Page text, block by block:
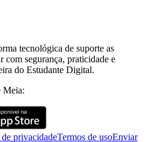
tecnológica de suporte as
com segurança, praticidade e
do Estudante Digital.
Meia:
privacidadeTermos de usoEnviar